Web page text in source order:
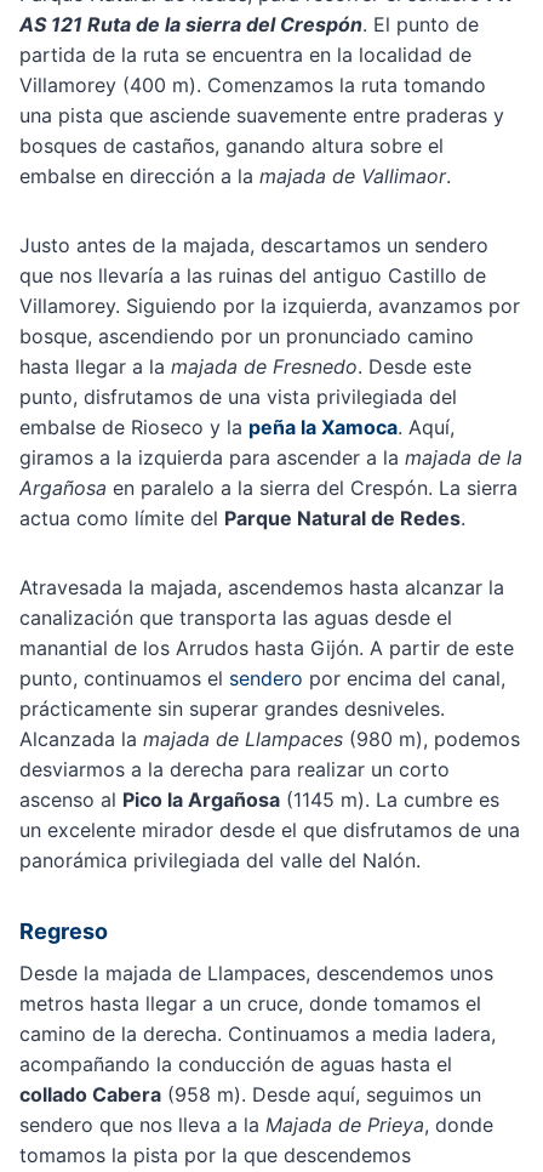
AS 121 Ruta de la sierra del Crespón. El punto de
partida de la ruta se encuentra en la localidad de
Villamorey (400 m). Comenzamos la ruta tomando
una pista que asciende suavemente entre praderas y
bosques de castaños, ganando altura sobre el
embalse en dirección a la majada de Vallimaor.
Justo antes de la majada, descartamos un sendero
que nos llevaría a las ruinas del antiguo Castillo de
Villamorey. Siguiendo por la izquierda, avanzamos por
bosque, ascendiendo por un pronunciado camino
hasta llegar a la majada de Fresnedo. Desde este
punto, disfrutamos de una vista privilegiada del
embalse de Rioseco y la peña la Xamoca. Aquí,
giramos a la izquierda para ascender a la majada de la
Argañosa en paralelo a la sierra del Crespón. La sierra
actua como límite del Parque Natural de Redes.
Atravesada la majada, ascendemos hasta alcanzar la
canalización que transporta las aguas desde el
manantial de los Arrudos hasta Gijón. A partir de este
punto, continuamos el sendero por encima del canal,
prácticamente sin superar grandes desniveles.
Alcanzada la majada de Llampaces (980 m), podemos
desviarmos a la derecha para realizar un corto
ascenso al Pico la Argañosa (1145 m). La cumbre es
un excelente mirador desde el que disfrutamos de una
panorámica privilegiada del valle del Nalón.
Regreso
Desde la majada de Llampaces, descendemos unos
metros hasta llegar a un cruce, donde tomamos el
camino de la derecha. Continuamos a media ladera,
acompañando la conducción de aguas hasta el
collado Cabera (958 m). Desde aquí, seguimos un
sendero que nos lleva a la Majada de Prieya, donde
tomamos la pista por la que descendemos